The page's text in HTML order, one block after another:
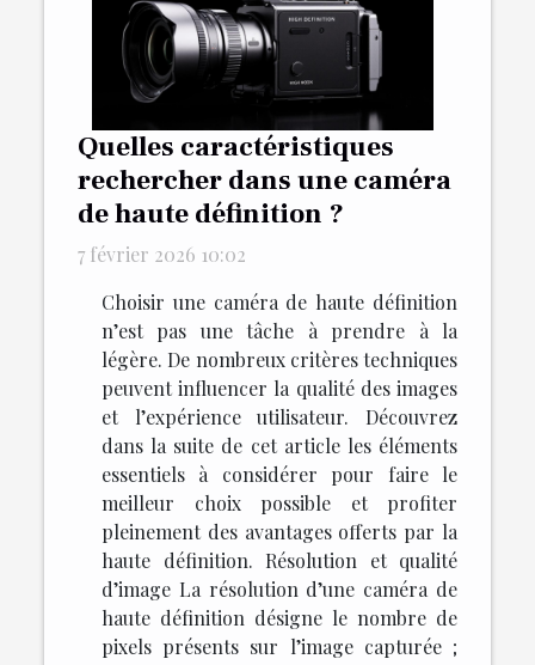
Quelles caractéristiques
rechercher dans une caméra
de haute définition ?
7 février 2026 10:02
Choisir une caméra de haute définition
n’est pas une tâche à prendre à la
légère. De nombreux critères techniques
peuvent influencer la qualité des images
et l’expérience utilisateur. Découvrez
dans la suite de cet article les éléments
essentiels à considérer pour faire le
meilleur choix possible et profiter
pleinement des avantages offerts par la
haute définition. Résolution et qualité
d’image La résolution d’une caméra de
haute définition désigne le nombre de
pixels présents sur l’image capturée ;